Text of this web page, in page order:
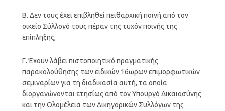
Β. Δεν τους έχει επιβληθεί πειθαρχική ποινή από τον
οικείο Σύλλογό τους πέραν της τυχόν ποινής της
επίπληξης,
Γ. Έχουν λάβει πιστοποιητικό πραγματικής
παρακολούθησης των ειδικών 16ωρων επιμορφωτικών
σεμιναρίων για τη διαδικασία αυτή, τα οποία
διοργανώνονται ετησίως από τον Υπουργό Δικαιοσύνης
και την Ολομέλεια των Δικηγορικών Συλλόγων της